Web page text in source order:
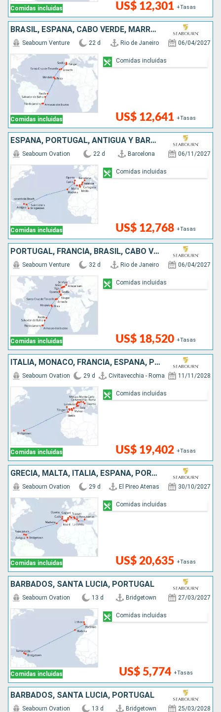
Comidas incluidas US$ 12,301 +Tasas
BRASIL, ESPAÑA, CABO VERDE, MARRUECOS
Comidas incluidas
Seabourn Venture 22 d Rio de Janeiro 06/04/2027
US$ 12,641 +Tasas
Comidas incluidas
ESPAÑA, PORTUGAL, ANTIGUA Y BARBUDA, ESTADOS UNIDOS, BARBADOS
Comidas incluidas
Seabourn Ovation 22 d Barcelona 06/11/2027
US$ 12,768 +Tasas
Comidas incluidas
PORTUGAL, FRANCIA, BRASIL, CABO VERDE, ESPAÑA, MARRUECOS, PAISES BAJOS
Comidas incluidas
Seabourn Venture 32 d Rio de Janeiro 06/04/2027
US$ 18,520 +Tasas
Comidas incluidas
ITALIA, MONACO, FRANCIA, ESPAÑA, PORTUGAL, MARRUECOS, BARBADOS
Comidas incluidas
Seabourn Ovation 29 d Civitavecchia - Roma 11/11/2028
US$ 19,402 +Tasas
Comidas incluidas
GRECIA, MALTA, ITALIA, ESPAÑA, PORTUGAL, ESTADOS UNIDOS, ANTIGUA Y BARBUDA, BARBADOS
Comidas incluidas
Seabourn Ovation 29 d El Pireo Atenas 30/10/2027
US$ 20,635 +Tasas
Comidas incluidas
BARBADOS, SANTA LUCIA, PORTUGAL
Comidas incluidas
Seabourn Ovation 13 d Bridgetown 27/03/2027
US$ 5,774 +Tasas
Comidas incluidas
BARBADOS, SANTA LUCIA, PORTUGAL
Seabourn Ovation 13 d Bridgetown 25/03/2028